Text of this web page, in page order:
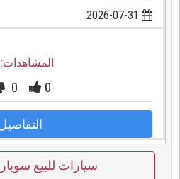
المشاهدات: 52
0
0
سيارات للبيع